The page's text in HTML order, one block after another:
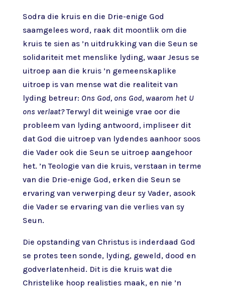
Sodra die kruis en die Drie-enige God
saamgelees word, raak dit moontlik om die
kruis te sien as ’n uitdrukking van die Seun se
solidariteit met menslike lyding, waar Jesus se
uitroep aan die kruis ’n gemeenskaplike
uitroep is van mense wat die realiteit van
lyding betreur: Ons God, ons God, waarom het U
ons verlaat?Terwyl dit weinige vrae oor die
probleem van lyding antwoord, impliseer dit
dat God die uitroep van lydendes aanhoor soos
die Vader ook die Seun se uitroep aangehoor
het. ’n Teologie van die kruis, verstaan in terme
van die Drie-enige God, erken die Seun se
ervaring van verwerping deur sy Vader, asook
die Vader se ervaring van die verlies van sy
Seun.
Die opstanding van Christus is inderdaad God
se protes teen sonde, lyding, geweld, dood en
godverlatenheid. Dit is die kruis wat die
Christelike hoop realisties maak, en nie ’n